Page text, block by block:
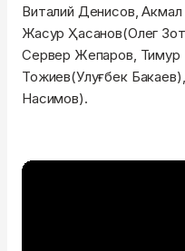
Виталий Денисов,
Жасур Ҳасанов(Олег
Сервер Жепаров, Тимур
Тожиев(Улуғбек
Насимов).